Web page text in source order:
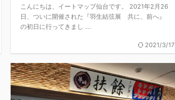
こんにちは、イートマップ仙台です。 2021年2月26
日、ついに開催された『羽生結弦展 共に、前へ』
の初日に行ってきまし ...
2021/3/17